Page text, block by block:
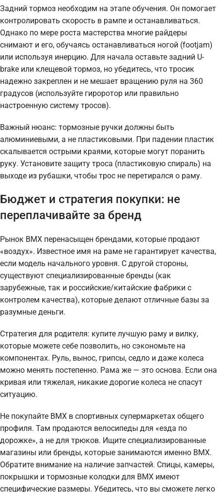
Задний тормоз необходим на этапе обучения. Он помогает
контролировать скорость в рампе и останавливаться.
Однако по мере роста мастерства многие райдеры
снимают и его, обучаясь останавливаться ногой (footjam)
или используя инерцию. Для начала оставьте задний U-
brake или клещевой тормоз, но убедитесь, что тросик
надежно закреплен и не мешает вращению руля на 360
градусов (используйте гироротор или правильно
настроенную систему тросов).
Важный нюанс: тормозные ручки должны быть
алюминиевыми, а не пластиковыми. При падении пластик
скалывается острыми краями, которые могут поранить
руку. Установите защиту троса (пластиковую спираль) на
выходе из рубашки, чтобы трос не перетирался о раму.
Бюджет и стратегия покупки: не
переплачивайте за бренд
Рынок BMX перенасыщен брендами, которые продают
«воздух». Известное имя на раме не гарантирует качества,
если модель начального уровня. С другой стороны,
существуют специализированные бренды (как
зарубежные, так и российские/китайские фабрики с
контролем качества), которые делают отличные базы за
разумные деньги.
Стратегия для родителя: купите лучшую раму и вилку,
которые можете себе позволить, но сэкономьте на
компонентах. Руль, вынос, грипсы, седло и даже колеса
можно менять постепенно. Рама же — это основа. Если она
кривая или тяжелая, никакие дорогие колеса не спасут
ситуацию.
Не покупайте BMX в спортивных супермаркетах общего
профиля. Там продаются велосипеды для «езда по
дорожке», а не для трюков. Ищите специализированные
магазины или бренды, которые занимаются именно BMX.
Обратите внимание на наличие запчастей. Спицы, камеры,
покрышки и тормозные колодки для BMX имеют
специфические размеры. Убедитесь, что вы сможете легко